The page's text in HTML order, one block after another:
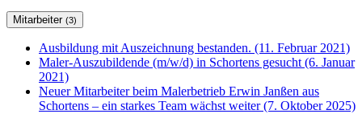
Mitarbeiter (3)
Ausbildung mit Auszeichnung bestanden. (11. Februar 2021)
Maler-Auszubildende (m/w/d) in Schortens gesucht (6. Januar
2021)
Neuer Mitarbeiter beim Malerbetrieb Erwin Janßen aus
Schortens – ein starkes Team wächst weiter (7. Oktober 2025)